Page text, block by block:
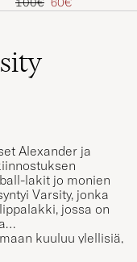
Alexander ja
lakit jo monien
Varsity, jonka
jossa on
kuuluu ylellisiä,